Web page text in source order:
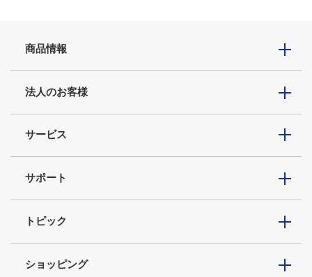
商品情報
法人のお客様
サービス
サポート
トピック
ショッピング